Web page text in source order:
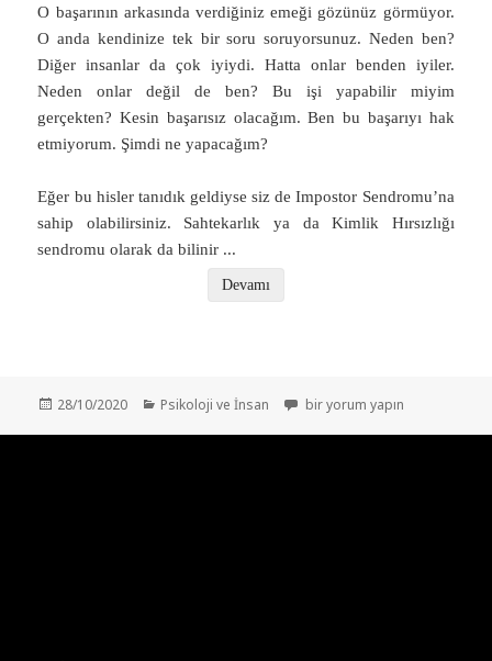
O başarının arkasında verdiğiniz emeği gözünüz görmüyor.
O anda kendinize tek bir soru soruyorsunuz. Neden ben?
Diğer insanlar da çok iyiydi. Hatta onlar benden iyiler.
Neden onlar değil de ben? Bu işi yapabilir miyim
gerçekten? Kesin başarısız olacağım. Ben bu başarıyı hak
etmiyorum. Şimdi ne yapacağım?
Eğer bu hisler tanıdık geldiyse siz de Impostor Sendromu’na
sahip olabilirsiniz. Sahtekarlık ya da Kimlik Hırsızlığı
sendromu olarak da bilinir ...
Devamı
Yayın
28/10/2020 Kategoriler
Psikoloji ve İnsan Imposter Sendromu Nedir?
bir yorum yapın